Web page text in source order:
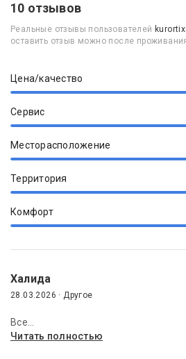
10 отзывов
Реальные отзывы пользователей
оставить отзыв можно после
Цена/качество
Сервис
Месторасположение
Территория
Комфорт
Халида
28.03.2026 · Другое
Все...
Читать полностью